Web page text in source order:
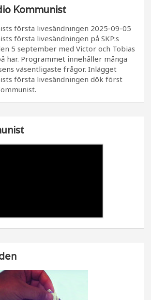
Kommunist
första livesändningen 2025-09-05
första livesändningen på SKP:s
5 september med Victor och Tobias
här. Programmet innehåller många
väsentligaste frågor. Inlägget
första livesändningen dök först